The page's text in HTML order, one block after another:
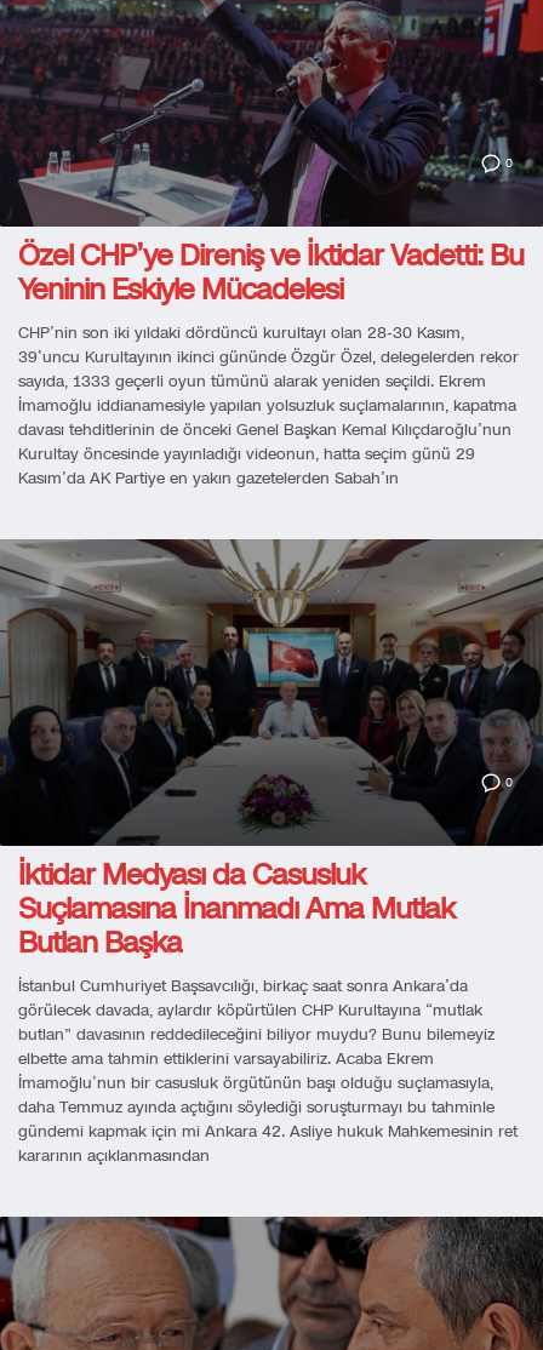
0
Özel CHP’ye Direniş ve İktidar Vadetti: Bu
Yeninin Eskiyle Mücadelesi
CHP’nin son iki yıldaki dördüncü kurultayı olan 28-30 Kasım,
39’uncu Kurultayının ikinci gününde Özgür Özel, delegelerden rekor
sayıda, 1333 geçerli oyun tümünü alarak yeniden seçildi. Ekrem
İmamoğlu iddianamesiyle yapılan yolsuzluk suçlamalarının, kapatma
davası tehditlerinin de önceki Genel Başkan Kemal Kılıçdaroğlu’nun
Kurultay öncesinde yayınladığı videonun, hatta seçim günü 29
Kasım’da AK Partiye en yakın gazetelerden Sabah’ın
0
İktidar Medyası da Casusluk
Suçlamasına İnanmadı Ama Mutlak
Butlan Başka
İstanbul Cumhuriyet Başsavcılığı, birkaç saat sonra Ankara’da
görülecek davada, aylardır köpürtülen CHP Kurultayına “mutlak
butlan” davasının reddedileceğini biliyor muydu? Bunu bilemeyiz
elbette ama tahmin ettiklerini varsayabiliriz. Acaba Ekrem
İmamoğlu’nun bir casusluk örgütünün başı olduğu suçlamasıyla,
daha Temmuz ayında açtığını söylediği soruşturmayı bu tahminle
gündemi kapmak için mi Ankara 42. Asliye hukuk Mahkemesinin ret
kararının açıklanmasından